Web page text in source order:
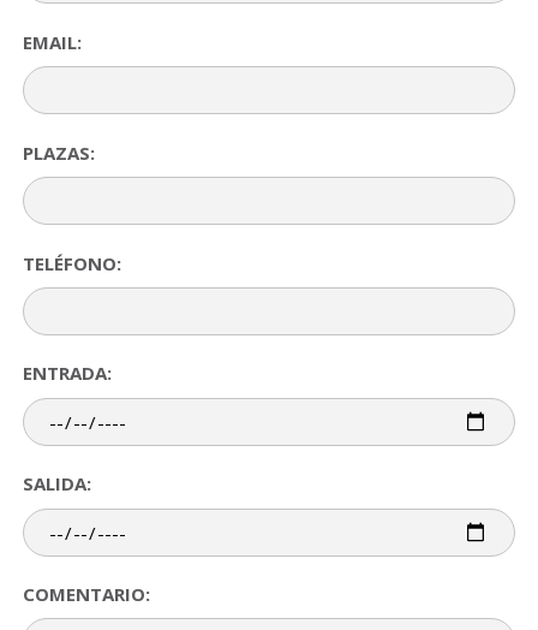
EMAIL:
PLAZAS:
TELÉFONO:
ENTRADA:
SALIDA:
COMENTARIO: